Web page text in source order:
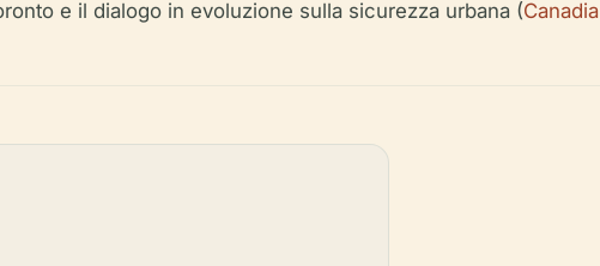
e il dialogo in evoluzione sulla sicurezza urbana (